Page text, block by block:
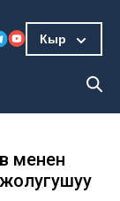
Кыр
менен